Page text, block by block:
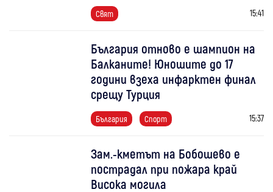
Свят 15:41
България отново е шампион на
Балканите! Юношите до 17
години взеха инфарктен финал
срещу Турция
България Спорт 15:37
Зам.-кметът на Бобошево е
пострадал при пожара край
Висока могила